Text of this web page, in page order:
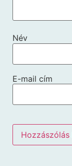
Név
E-mail cím